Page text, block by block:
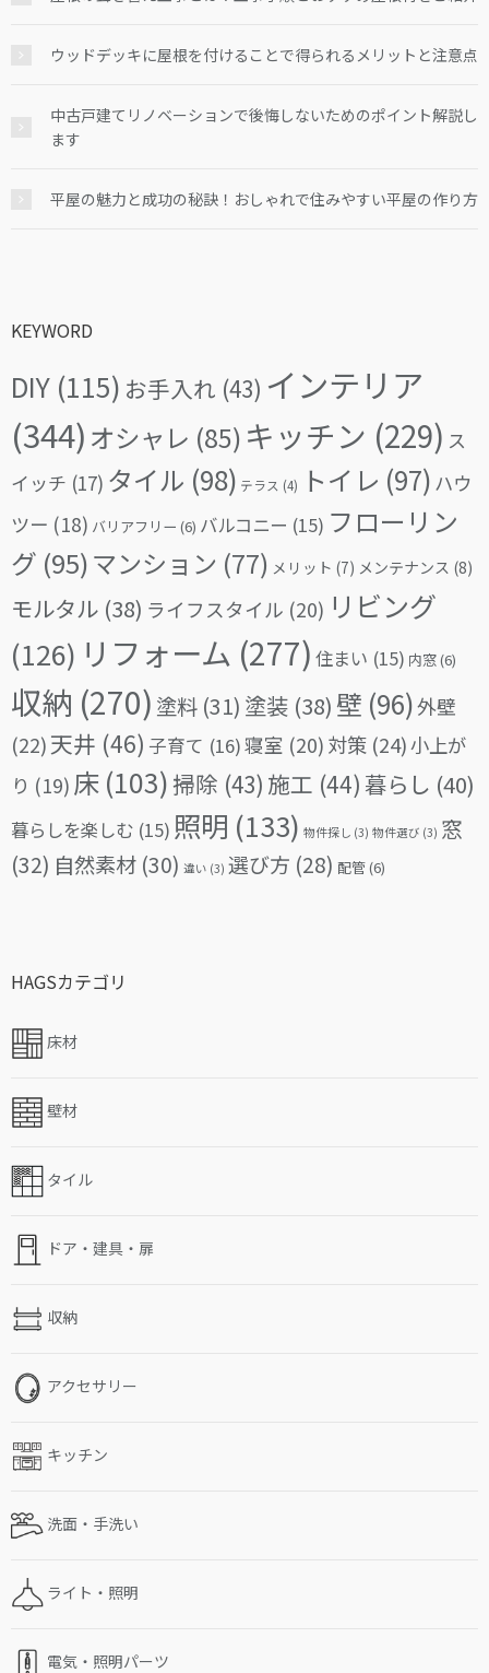
ウッドデッキに屋根を付けることで得られるメリットと注意点
中古戸建てリノベーションで後悔しないためのポイント解説し
ます
平屋の魅力と成功の秘訣！おしゃれで住みやすい平屋の作り方
KEYWORD
DIY (115) お手入れ (43) インテリア
(344) オシャレ (85) キッチン (229) ス
イッチ (17) タイル (98) テラス (4) トイレ (97) ハウ
ツー (18) バリアフリー (6) バルコニー (15) フローリン
グ (95)マンション (77) メリット (7) メンテナンス (8)
モルタル (38) ライフスタイル (20) リビング
(126) リフォーム (277) 住まい (15) 内窓(6)
収納 (270) 塗料 (31) 塗装 (38) 壁 (96)外壁
(22)天井 (46) 子育て (16)寝室 (20) 対策 (24)小上が
り (19) 床 (103)掃除 (43) 施工 (44) 暮らし (40)
暮らしを楽しむ (15) 照明 (133) 物件探し (3) 物件選び (3) 窓
(32) 自然素材 (30) 違い (3) 選び方 (28) 配管(6)
HAGSカテゴリ
床材
壁材
タイル
ドア・建具・扉
収納
アクセサリー
キッチン
洗面・手洗い
ライト・照明
電気・照明パーツ